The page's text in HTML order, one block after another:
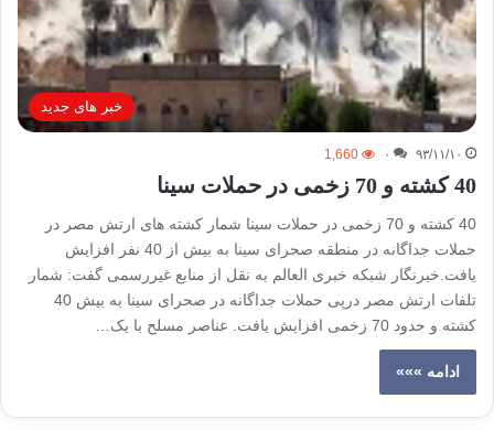
خبر های جدید
۹۳/۱۱/۱۰ ۰ 1,660
40 کشته و 70 زخمی در حملات سینا
40 کشته و 70 زخمی در حملات سینا شمار کشته های ارتش مصر در
حملات جداگانه در منطقه صحرای سینا به بیش از 40 نفر افزایش
یافت.خبرنگار شبکه خبری العالم به نقل از منابع غیررسمی گفت: شمار
تلفات ارتش مصر درپی حملات جداگانه در صحرای سینا به بیش 40
کشته و حدود 70 زخمی افزایش یافت. عناصر مسلح با یک…
ادامه »»»